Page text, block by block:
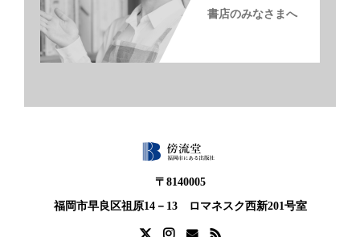
書店のみなさまへ
〒8140005
福岡市早良区祖原14－13 ロマネスク西新201号室